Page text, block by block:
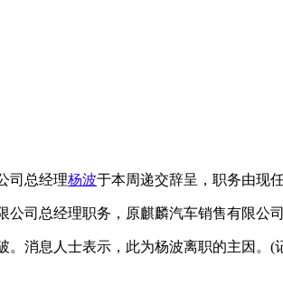
司总经理杨波于本周递交辞呈，职务由现
司总经理职务，原麒麟汽车销售有限公
。消息人士表示，此为杨波离职的主因。(